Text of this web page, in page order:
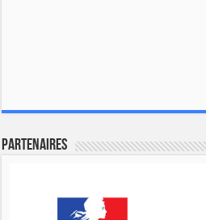
Partenaires